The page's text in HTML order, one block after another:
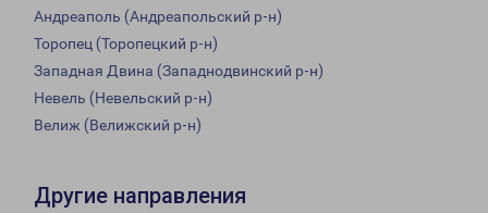
Андреаполь (Андреапольский р-н)
Торопец (Торопецкий р-н)
Западная Двина (Западнодвинский р-н)
Невель (Невельский р-н)
Велиж (Велижский р-н)
Другие направления